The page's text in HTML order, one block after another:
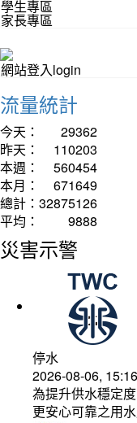
學生專區
家長專區
網站登入login
流量統計
今天：
29362
昨天：
110203
本週：
560454
本月：
671649
總計： 32875126
平均：
9888
災害示警
停水
2026-08-06,
為提升供水穩定
更安心可靠之用